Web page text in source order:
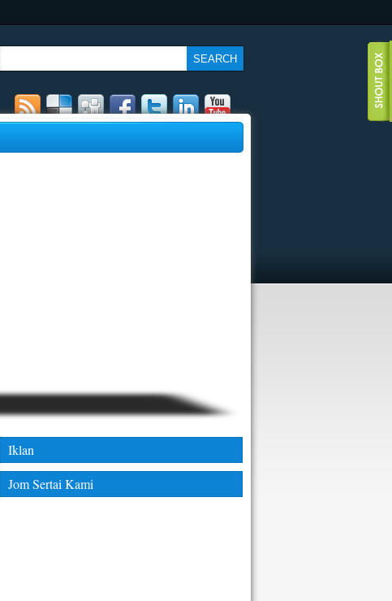
Iklan
Jom Sertai Kami